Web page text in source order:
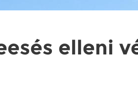
elleni